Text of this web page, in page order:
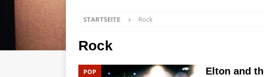
STARTSEITE Rock
Rock
POP Elton and